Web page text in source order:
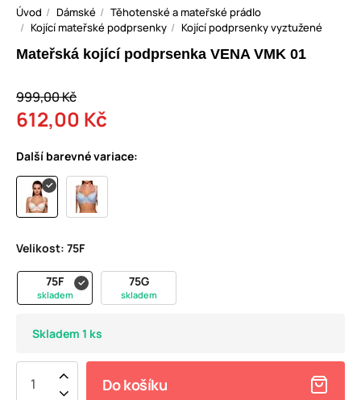
Úvod Dámské
Těhotenské a mateřské prádlo
Kojící mateřské podprsenky
Kojící podprsenky vyztužené
Mateřská kojící podprsenka VENA VMK 01
999,00 Kč
612,00 Kč
Další barevné variace:
Velikost: 75F
75F
skladem
75G
skladem
Skladem 1 ks
Do košíku